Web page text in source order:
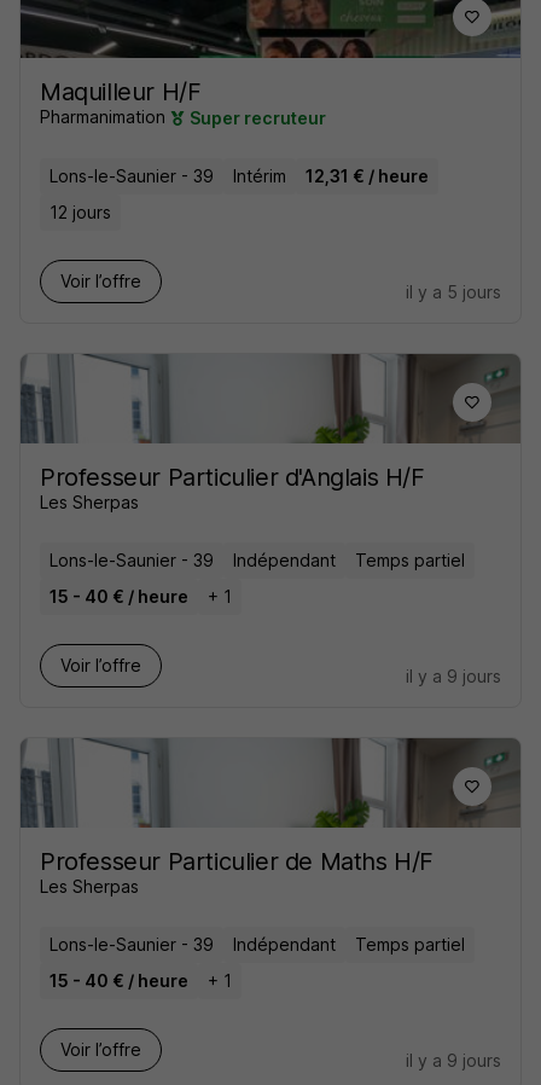
Maquilleur H/F
Pharmanimation Super recruteur
Lons-le-Saunier - 39 Intérim
12,31 € / heure
12 jours
Voir l’offre
il y a 5 jours
Professeur Particulier d'Anglais H/F
Les Sherpas
Lons-le-Saunier - 39 Indépendant
Temps partiel
15 - 40 € / heure
+ 1
Voir l’offre
il y a 9 jours
Professeur Particulier de Maths H/F
Les Sherpas
Lons-le-Saunier - 39 Indépendant
Temps partiel
15 - 40 € / heure
+ 1
Voir l’offre
il y a 9 jours